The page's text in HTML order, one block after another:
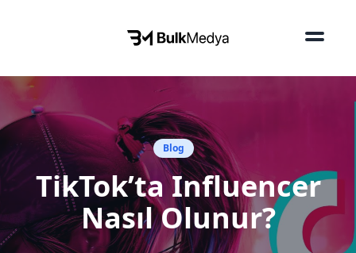
Blog
TikTok’ta Influencer
Nasıl Olunur?